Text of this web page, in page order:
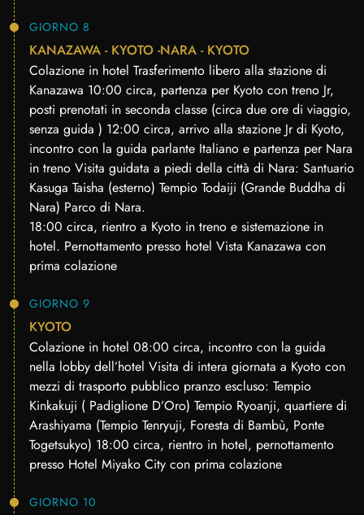
GIORNO 8
KANAZAWA - KYOTO -NARA - KYOTO
Colazione in hotel Trasferimento libero alla stazione di
Kanazawa 10:00 circa, partenza per Kyoto con treno Jr,
posti prenotati in seconda classe (circa due ore di viaggio,
senza guida ) 12:00 circa, arrivo alla stazione Jr di Kyoto,
incontro con la guida parlante Italiano e partenza per Nara
in treno Visita guidata a piedi della città di Nara: Santuario
Kasuga Taisha (esterno) Tempio Todaiji (Grande Buddha di
Nara) Parco di Nara.
18:00 circa, rientro a Kyoto in treno e sistemazione in
hotel. Pernottamento presso hotel Vista Kanazawa con
prima colazione
GIORNO 9
KYOTO
Colazione in hotel 08:00 circa, incontro con la guida
nella lobby dell’hotel Visita di intera giornata a Kyoto con
mezzi di trasporto pubblico pranzo escluso: Tempio
Kinkakuji ( Padiglione D’Oro) Tempio Ryoanji, quartiere di
Arashiyama (Tempio Tenryuji, Foresta di Bambù, Ponte
Togetsukyo) 18:00 circa, rientro in hotel, pernottamento
presso Hotel Miyako City con prima colazione
GIORNO 10